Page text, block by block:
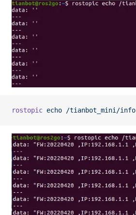
rostopic echo /tianbot_mini/info